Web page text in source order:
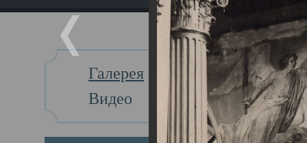
Галерея
Видео
Главная